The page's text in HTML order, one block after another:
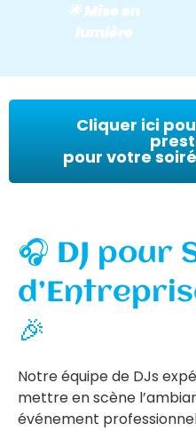
🌟 Mise en
lumière
Cliquer ici
pour votre
🎧 DJ pour
🎉
Notre équipe de DJs
mettre en scène
événement